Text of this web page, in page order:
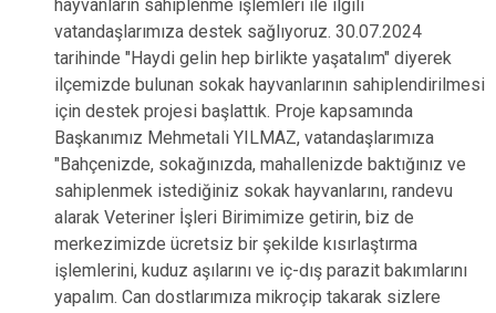
hayvanların sahiplenme işlemleri ile ilgili
vatandaşlarımıza destek sağlıyoruz. 30.07.2024
tarihinde "Haydi gelin hep birlikte yaşatalım" diyerek
ilçemizde bulunan sokak hayvanlarının sahiplendirilmesi
için destek projesi başlattık. Proje kapsamında
Başkanımız Mehmetali YILMAZ, vatandaşlarımıza
"Bahçenizde, sokağınızda, mahallenizde baktığınız ve
sahiplenmek istediğiniz sokak hayvanlarını, randevu
alarak Veteriner İşleri Birimimize getirin, biz de
merkezimizde ücretsiz bir şekilde kısırlaştırma
işlemlerini, kuduz aşılarını ve iç-dış parazit bakımlarını
yapalım. Can dostlarımıza mikroçip takarak sizlere